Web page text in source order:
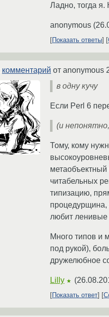
Ладно, тогда я.
anonymous (
Показать ответы
комментарий от anonymous
в одну кучу
Если Perl 6
(и
Тому, кому
читабельных
типизацию,
процедурщина,
любит ленивые
Много типов и
под рукой),
дружелюбное
Lilly ★ (
Показать ответ